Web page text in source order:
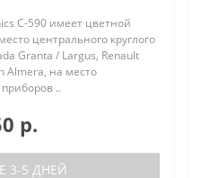
C-590 имеет цветной
центрального круглого
Granta / Largus, Renault
Almera, на место
..
р.
3-5 ДНЕЙ